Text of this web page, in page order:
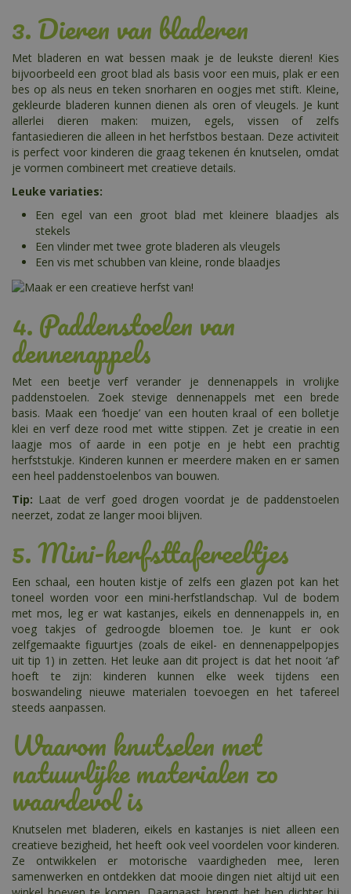
3. Dieren van bladeren
Met bladeren en wat bessen maak je de leukste dieren! Kies
bijvoorbeeld een groot blad als basis voor een muis, plak er een
bes op als neus en teken snorharen en oogjes met stift. Kleine,
gekleurde bladeren kunnen dienen als oren of vleugels. Je kunt
allerlei dieren maken: muizen, egels, vissen of zelfs
fantasiedieren die alleen in het herfstbos bestaan. Deze activiteit
is perfect voor kinderen die graag tekenen én knutselen, omdat
je vormen combineert met creatieve details.
Leuke variaties:
Een egel van een groot blad met kleinere blaadjes als
stekels
Een vlinder met twee grote bladeren als vleugels
Een vis met schubben van kleine, ronde blaadjes
4. Paddenstoelen van
dennenappels
Met een beetje verf verander je dennenappels in vrolijke
paddenstoelen. Zoek stevige dennenappels met een brede
basis. Maak een ‘hoedje’ van een houten kraal of een bolletje
klei en verf deze rood met witte stippen. Zet je creatie in een
laagje mos of aarde in een potje en je hebt een prachtig
herfststukje. Kinderen kunnen er meerdere maken en er samen
een heel paddenstoelenbos van bouwen.
Tip: Laat de verf goed drogen voordat je de paddenstoelen
neerzet, zodat ze langer mooi blijven.
5. Mini-herfsttafereeltjes
Een schaal, een houten kistje of zelfs een glazen pot kan het
toneel worden voor een mini-herfstlandschap. Vul de bodem
met mos, leg er wat kastanjes, eikels en dennenappels in, en
voeg takjes of gedroogde bloemen toe. Je kunt er ook
zelfgemaakte figuurtjes (zoals de eikel- en dennenappelpopjes
uit tip 1) in zetten. Het leuke aan dit project is dat het nooit ‘af’
hoeft te zijn: kinderen kunnen elke week tijdens een
boswandeling nieuwe materialen toevoegen en het tafereel
steeds aanpassen.
Waarom knutselen met
natuurlijke materialen zo
waardevol is
Knutselen met bladeren, eikels en kastanjes is niet alleen een
creatieve bezigheid, het heeft ook veel voordelen voor kinderen.
Ze ontwikkelen er motorische vaardigheden mee, leren
samenwerken en ontdekken dat mooie dingen niet altijd uit een